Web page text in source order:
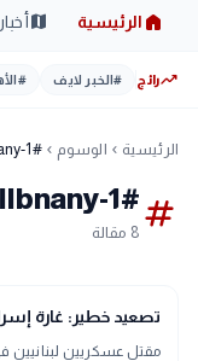
home الرئيسية map
trending_upرائج #الخبر لايف #
الرئيسية chevron_left الوسوم chevron_left
#allbnany-1
tag
#allbnany-1
8 مقالة
bolt
تصعيد خطير: غارة
مقتل عسكريين لبنانيين